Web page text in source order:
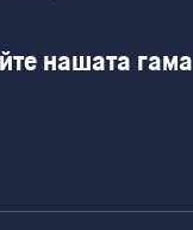
нашата гама